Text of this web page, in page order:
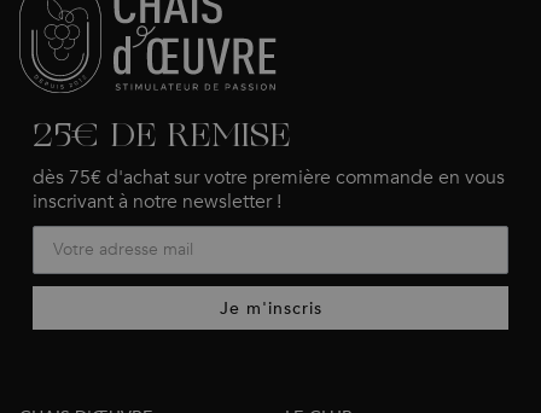
25€ DE REMISE
dès 75€ d'achat sur votre première commande en vous
inscrivant à notre newsletter !
Je m'inscris